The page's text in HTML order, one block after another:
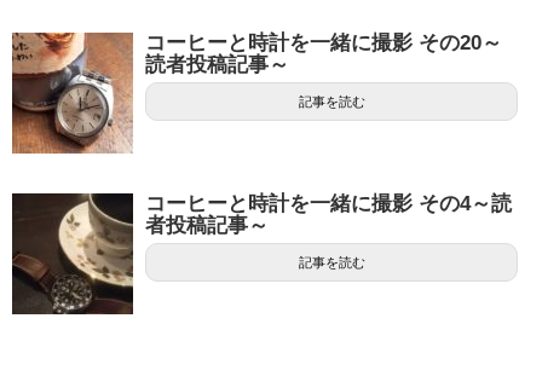
コーヒーと時計を一緒に撮影 その20～
読者投稿記事～
記事を読む
コーヒーと時計を一緒に撮影 その4～読
者投稿記事～
記事を読む